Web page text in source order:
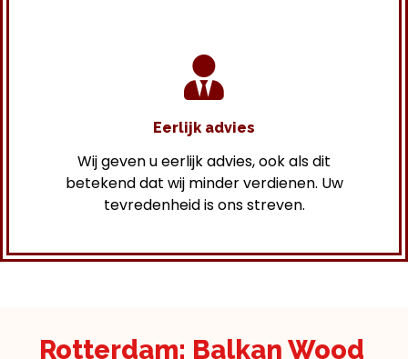
Eerlijk advies
Wij geven u eerlijk advies, ook als dit
betekend dat wij minder verdienen. Uw
tevredenheid is ons streven.
Rotterdam: Balkan Wood